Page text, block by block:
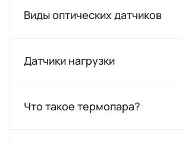
Виды оптических датчиков
Датчики нагрузки
Что такое термопара?